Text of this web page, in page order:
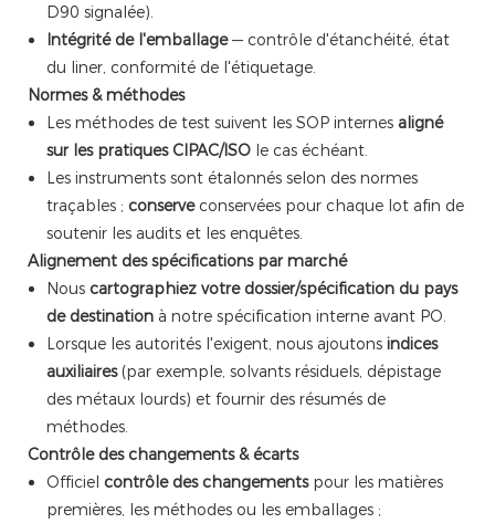
D90 signalée).
Intégrité de l'emballage— contrôle d'étanchéité, état
du liner, conformité de l'étiquetage.
Normes & méthodes
Les méthodes de test suivent les SOP internes aligné
sur les pratiques CIPAC/ISO le cas échéant.
Les instruments sont étalonnés selon des normes
traçables ; conserve conservées pour chaque lot afin de
soutenir les audits et les enquêtes.
Alignement des spécifications par marché
Nous cartographiez votre dossier/spécification du pays
de destination à notre spécification interne avant PO.
Lorsque les autorités l'exigent, nous ajoutons indices
auxiliaires(par exemple, solvants résiduels, dépistage
des métaux lourds) et fournir des résumés de
méthodes.
Contrôle des changements & écarts
Officiel contrôle des changements pour les matières
premières, les méthodes ou les emballages ;